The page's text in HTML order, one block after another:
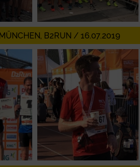
B2RUN / 16.07.2019
für personalisierte Werbung
zur Auswahl personalisierter
zur Personalisierung von Inhalten
zur Auswahl personalisierter Inhalte